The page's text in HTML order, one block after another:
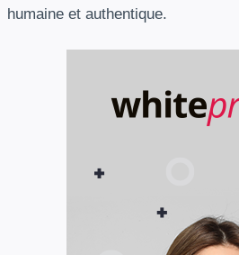
humaine et authentique.